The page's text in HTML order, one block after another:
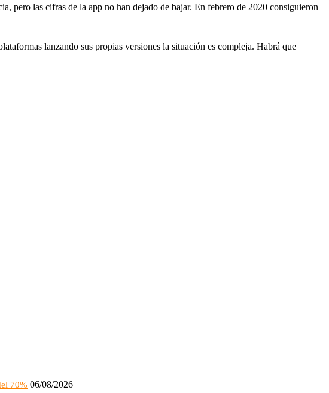
pero las cifras de la app no han dejado de bajar. En febrero de 2020 consiguieron
lanzando sus propias versiones la situación es compleja. Habrá que
70% 06/08/2026